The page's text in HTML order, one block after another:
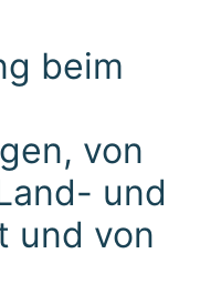
beim
von
und
und von